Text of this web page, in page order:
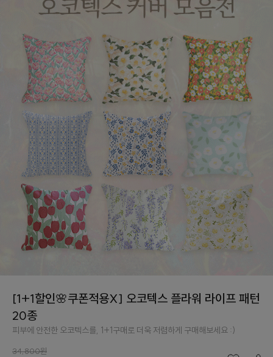
[1+1할인🌸쿠폰적용X] 오코텍스 플라워 라이프 패턴
20종
피부에 안전한 오코텍스를, 1+1구매로 더욱 저렴하게 구매해보세요 :)
34,800원